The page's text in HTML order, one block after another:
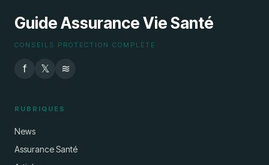
Guide Assurance Vie Santé
CONSEILS PROTECTION COMPLÈTE
f 𝕏 ≋
RUBRIQUES
News
Assurance Santé